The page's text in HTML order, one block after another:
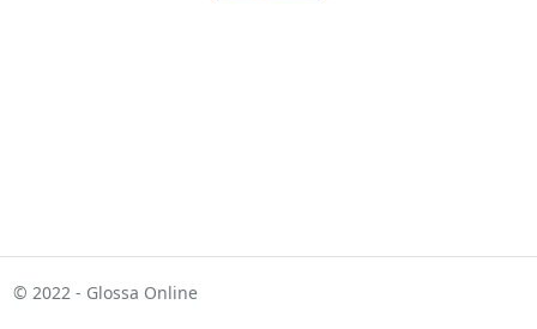
© 2022 - Glossa Online